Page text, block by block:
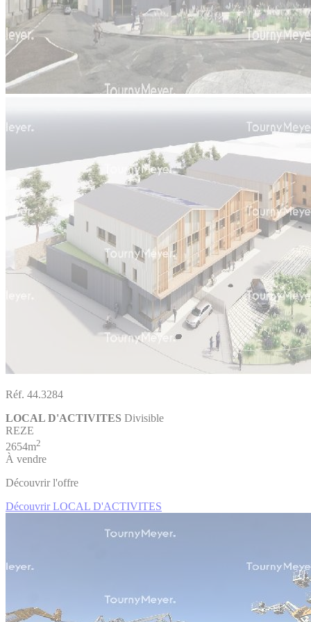
Réf. 44.3284
LOCAL D'ACTIVITES Divisible
REZE
2654m2
À vendre
Découvrir l'offre
Découvrir LOCAL D'ACTIVITES